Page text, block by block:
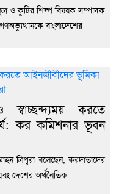
ও কুটির শিল্প বিষয়ক সম্পাদক
বাংলাদেশের
করতে
কর কমিশনার ভূবন
ত্রিপুরা বলেছেন, করদাতাদের
দেশের অর্থনৈতিক